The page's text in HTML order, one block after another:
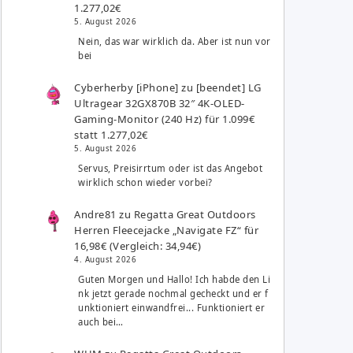
1.277,02€
5. August 2026
Nein, das war wirklich da. Aber ist nun vor
bei
Cyberherby [iPhone] zu [beendet] LG
Ultragear 32GX870B 32″ 4K-OLED-
Gaming-Monitor (240 Hz) für 1.099€
statt 1.277,02€
5. August 2026
Servus, Preisirrtum oder ist das Angebot
wirklich schon wieder vorbei?
Andre81 zu Regatta Great Outdoors
Herren Fleecejacke „Navigate FZ“ für
16,98€ (Vergleich: 34,94€)
4. August 2026
Guten Morgen und Hallo! Ich habde den Li
nk jetzt gerade nochmal gecheckt und er f
unktioniert einwandfrei... Funktioniert er
auch bei…